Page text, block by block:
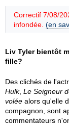
Correctif 7/08/
infondée. (en
Liv Tyler bientôt
fille?
Des clichés de
Hulk, Le Seigneur
volée alors qu'elle
compagnon, sont
commentateurs